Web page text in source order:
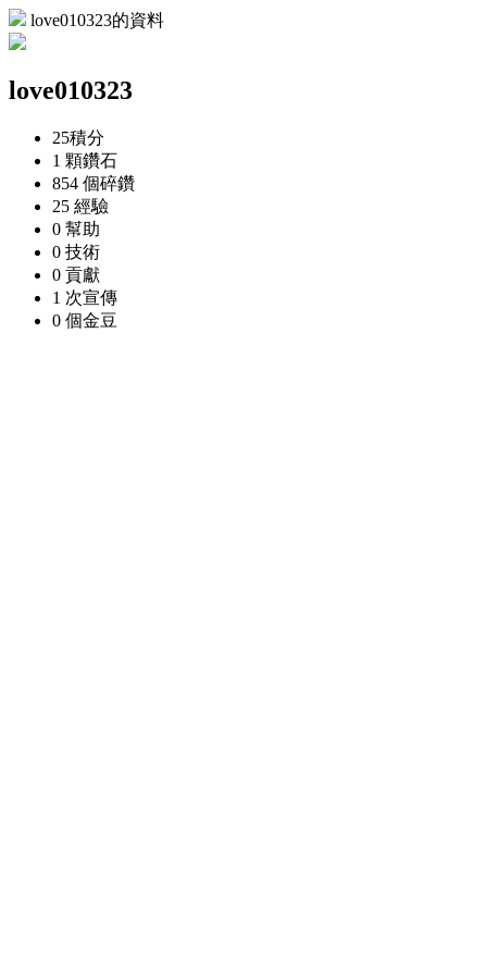
love010323的資料
love010323
25積分
1 顆鑽石
854 個碎鑽
25 經驗
0 幫助
0 技術
0 貢獻
1 次宣傳
0 個金豆